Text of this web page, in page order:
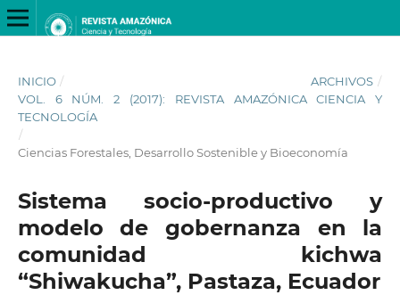
INICIO / ARCHIVOS /
VOL. 6 NÚM. 2 (2017): REVISTA AMAZÓNICA CIENCIA Y
TECNOLOGÍA
/
Ciencias Forestales, Desarrollo Sostenible y Bioeconomía
Sistema socio-productivo y
modelo de gobernanza en la
comunidad kichwa
“Shiwakucha”, Pastaza, Ecuador